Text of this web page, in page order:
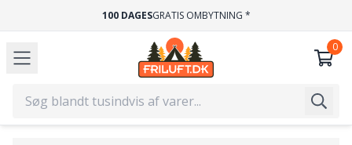
100 DAGESGRATIS OMBYTNING *